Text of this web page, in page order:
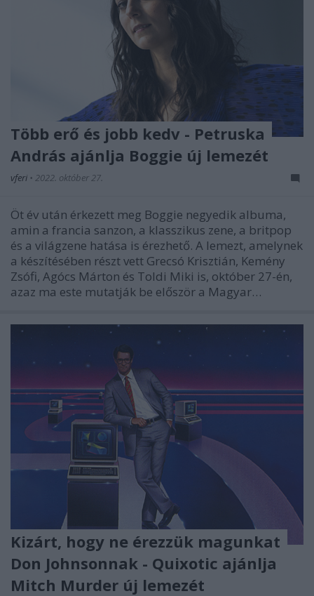
Több erő és jobb kedv - Petruska
András ajánlja Boggie új lemezét
vferi • 2022. október 27.
Öt év után érkezett meg Boggie negyedik albuma,
amin a francia sanzon, a klasszikus zene, a britpop
és a világzene hatása is érezhető. A lemezt, amelynek
a készítésében részt vett Grecsó Krisztián, Kemény
Zsófi, Agócs Márton és Toldi Miki is, október 27-én,
azaz ma este mutatják be először a Magyar…
Kizárt, hogy ne érezzük magunkat
Don Johnsonnak - Quixotic ajánlja
Mitch Murder új lemezét